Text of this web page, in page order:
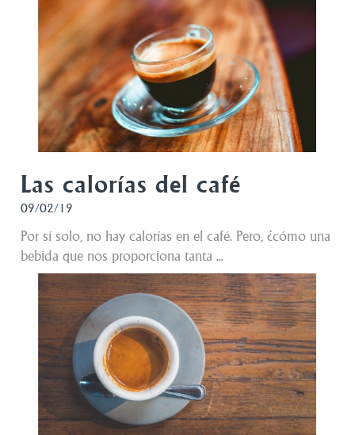
Las calorías del café
09/02/19
Por sí solo, no hay calorías en el café. Pero, ¿cómo una
bebida que nos proporciona tanta ...